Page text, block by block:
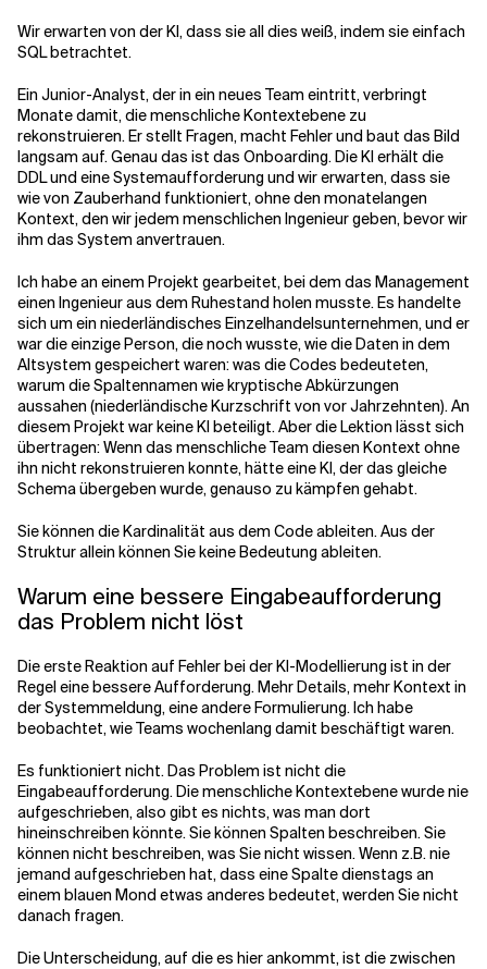
Wir erwarten von der KI, dass sie all dies weiß, indem sie einfach
SQL betrachtet.
Ein Junior-Analyst, der in ein neues Team eintritt, verbringt
Monate damit, die menschliche Kontextebene zu
rekonstruieren. Er stellt Fragen, macht Fehler und baut das Bild
langsam auf. Genau das ist das Onboarding. Die KI erhält die
DDL und eine Systemaufforderung und wir erwarten, dass sie
wie von Zauberhand funktioniert, ohne den monatelangen
Kontext, den wir jedem menschlichen Ingenieur geben, bevor wir
ihm das System anvertrauen.
Ich habe an einem Projekt gearbeitet, bei dem das Management
einen Ingenieur aus dem Ruhestand holen musste. Es handelte
sich um ein niederländisches Einzelhandelsunternehmen, und er
war die einzige Person, die noch wusste, wie die Daten in dem
Altsystem gespeichert waren: was die Codes bedeuteten,
warum die Spaltennamen wie kryptische Abkürzungen
aussahen (niederländische Kurzschrift von vor Jahrzehnten). An
diesem Projekt war keine KI beteiligt. Aber die Lektion lässt sich
übertragen: Wenn das menschliche Team diesen Kontext ohne
ihn nicht rekonstruieren konnte, hätte eine KI, der das gleiche
Schema übergeben wurde, genauso zu kämpfen gehabt.
Sie können die Kardinalität aus dem Code ableiten. Aus der
Struktur allein können Sie keine Bedeutung ableiten.
Warum eine bessere Eingabeaufforderung
das Problem nicht löst
Die erste Reaktion auf Fehler bei der KI-Modellierung ist in der
Regel eine bessere Aufforderung. Mehr Details, mehr Kontext in
der Systemmeldung, eine andere Formulierung. Ich habe
beobachtet, wie Teams wochenlang damit beschäftigt waren.
Es funktioniert nicht. Das Problem ist nicht die
Eingabeaufforderung. Die menschliche Kontextebene wurde nie
aufgeschrieben, also gibt es nichts, was man dort
hineinschreiben könnte. Sie können Spalten beschreiben. Sie
können nicht beschreiben, was Sie nicht wissen. Wenn z.B. nie
jemand aufgeschrieben hat, dass eine Spalte dienstags an
einem blauen Mond etwas anderes bedeutet, werden Sie nicht
danach fragen.
Die Unterscheidung, auf die es hier ankommt, ist die zwischen